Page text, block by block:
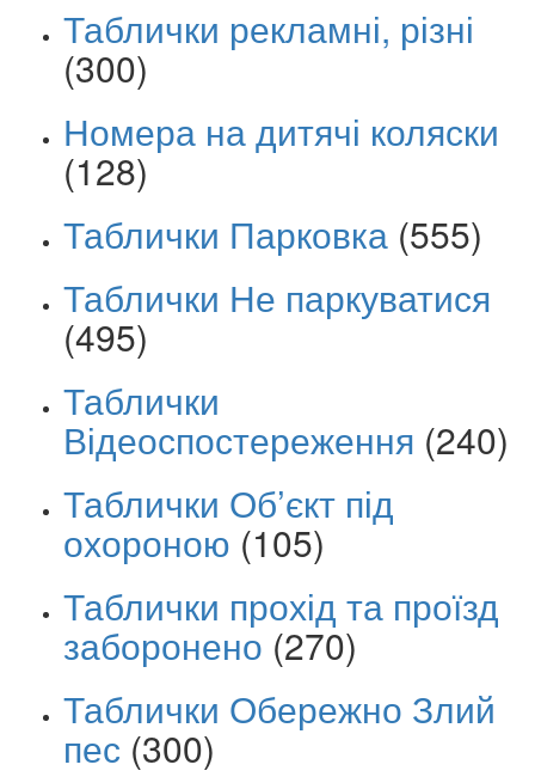
Таблички рекламні, різні
(300)
Номера на дитячі коляски
(128)
Таблички Парковка (555)
Таблички Не паркуватися
(495)
Таблички
Відеоспостереження (240)
Таблички Об’єкт під
охороною (105)
Таблички прохід та проїзд
заборонено (270)
Таблички Обережно Злий
пес (300)